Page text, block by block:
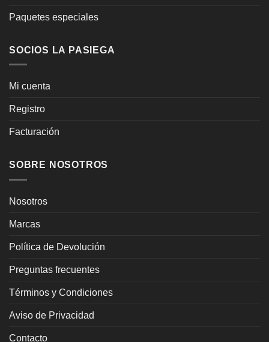
Paquetes especiales
SOCIOS LA PASIEGA
Mi cuenta
Registro
Facturación
SOBRE NOSOTROS
Nosotros
Marcas
Política de Devolución
Preguntas frecuentes
Términos y Condiciones
Aviso de Privacidad
Contacto